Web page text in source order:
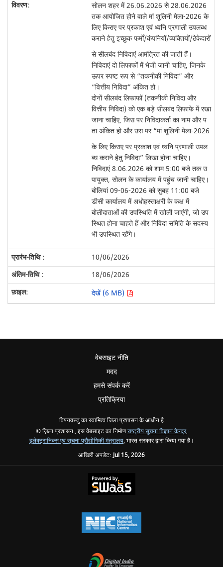
सोलन शहर में 26.06.2026 से 28.06.2026
तक आयोजित होने वाले मां शूलिनी मेला-2026 के
लिए किराए पर प्रकाश एवं ध्वनि प्रणाली उपलब्ध
कराने हेतु इच्छुक फर्मों/कंपनियों/व्यक्तियों/ठेकेदारों
से सीलबंद निविदाएं आमंत्रित की जाती हैं।
निविदाएं दो लिफाफों में भेजी जानी चाहिए, जिनके
ऊपर स्पष्ट रूप से “तकनीकी निविदा” और
“वित्तीय निविदा” अंकित हो।
दोनों सीलबंद लिफाफों (तकनीकी निविदा और
वित्तीय निविदा) को एक बड़े सीलबंद लिफाफे में रखा
जाना चाहिए, जिस पर निविदाकर्ता का नाम और प
ता अंकित हो और उस पर “मां शूलिनी मेला-2026
के लिए किराए पर प्रकाश एवं ध्वनि प्रणाली उपल
ब्ध कराने हेतु निविदा” लिखा होना चाहिए।
निविदाएं 8.06.2026 को शाम 5:00 बजे तक उ
पायुक्त, सोलन के कार्यालय में पहुंच जानी चाहिए।
बोलियां 09-06-2026 को सुबह 11:00 बजे
डीसी कार्यालय में अधोहस्ताक्षरी के कक्ष में
बोलीदाताओं की उपस्थिति में खोली जाएंगी, जो उप
स्थित होना चाहते हैं और निविदा समिति के सदस्य
भी उपस्थित रहेंगे।
10/06/2026
18/06/2026
देखें (6 MB)
वेबसाइट नीति
मदद
हमसे संपर्क करें
प्रतिक्रिया
विषयवस्तु का स्वामित्व जिला प्रशासन के आधीन है
© ज़िला प्रशासन , इस वेबसाइट का निर्माणराष्ट्रीय सूचना विज्ञान केन्द्र,
इलेक्ट्रानिक्स एवं सूचना प्रौद्योगिकी मंत्रालय, भारत सरकार द्वारा किया गया है।
आखिरी अपडेट:Jul 15, 2026